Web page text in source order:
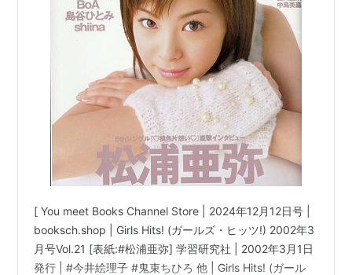
アーティスト:神山さやか
出版社/メーカー:
よしもとアール・ア
ンド・シー
発売日:2002/03/06
クリック: 48回
この商品を含むブログ (1件) を見る
Honey Moon
アーティスト: 神山さやか,中山加奈子,
笹路正徳
出版社/メーカー:R and C Ltd.
発売日:
2002/10/19
メディア:CD
購入: 1人クリック: 25回
この商品を含むブログを見る
[ You meet Books Channel Store | 2024年12月12日号 |
booksch.shop | Girls Hits! (ガールズ・ヒッツ!) 2002年3
月号Vol.21 [表紙:#松浦亜弥] 学習研究社 | 2002年3月1日
発行 | #今井絵理子 #鬼束ちひろ 他 | Girls Hits! (ガール